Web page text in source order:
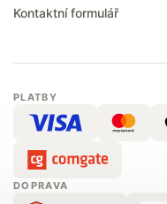
Kontaktní formulář
PLATBY
DOPRAVA